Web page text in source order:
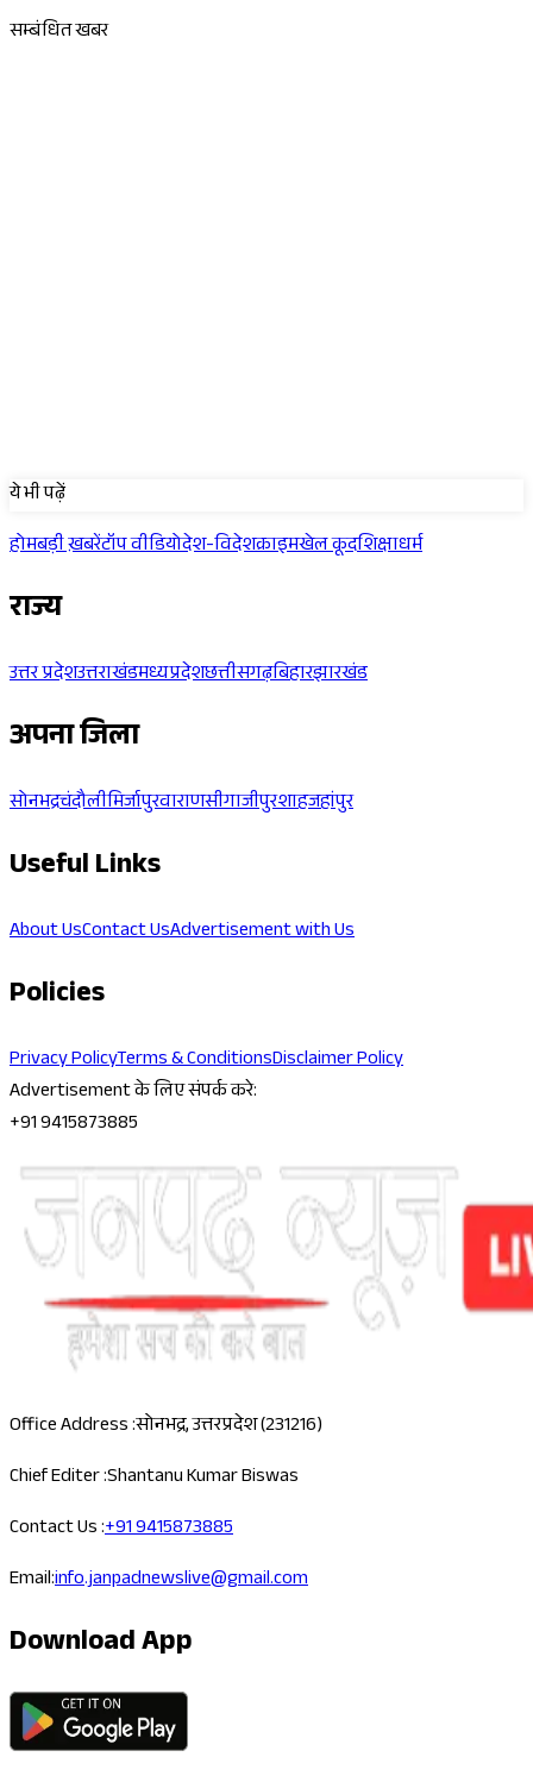
Sponsored
सम्बंधित खबर
ये भी पढ़ें
होमबड़ी ख़बरेंटॉप वीडियोदेश-विदेशक्राइमखेल कूदशिक्षाधर्म
राज्य
उत्तर प्रदेशउत्तराखंडमध्यप्रदेशछत्तीसगढ़बिहारझारखंड
अपना जिला
सोनभद्रचंदौलीमिर्जापुरवाराणसीगाजीपुरशाहजहांपुर
Useful Links
About UsContact UsAdvertisement with Us
Policies
Privacy PolicyTerms & ConditionsDisclaimer Policy
Advertisement के लिए संपर्क करे:
+91 9415873885
Office Address :सोनभद्र, उत्तरप्रदेश (231216)
Chief Editer :Shantanu Kumar Biswas
Contact Us :+91 9415873885
Email:info.janpadnewslive@gmail.com
Download App